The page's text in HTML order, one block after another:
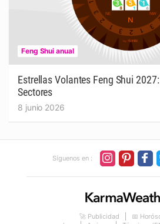
Feng Shui anual
Estrellas Volantes Feng Shui
Sectores
8 junio 2026
Síguenos en :
🚀 Publicidad
📅